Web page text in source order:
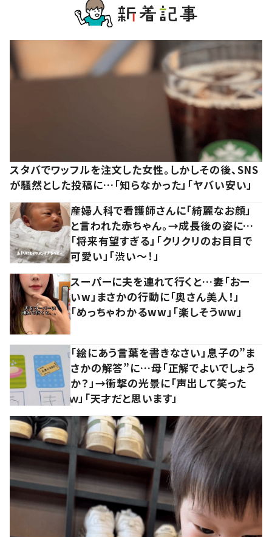
スタバでワッフルを注文した女性。しかしその後、SNS
が騒然とした投稿に…「知らなかった」「ヤバい安い」
産婦人科で看護師さんに「綺麗なお顔」
と言われた赤ちゃん。→成長後の姿に…
「将来有望すぎる」「クリクリのお目目で
可愛い」「渋い～！」
スーパーに夫を連れて行くと…妻「おー
いw」まさかの行動に「奥さん美人！」
「めっちゃわかるww」「楽しそうww」
「絵にあう言葉を書きなさい」息子の”ま
さかの解答”に…母「正解でよいでしょう
か？」→衝撃の光景に「声出して笑った
ｗ」「天才だと思います」